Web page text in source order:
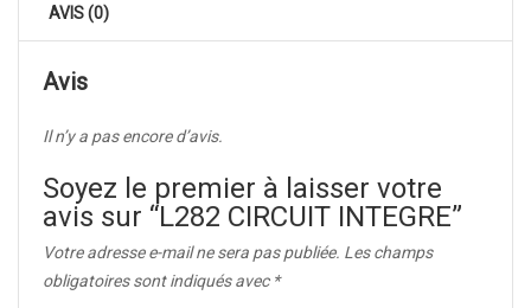
AVIS (0)
Avis
Il n’y a pas encore d’avis.
Soyez le premier à laisser votre
avis sur “L282 CIRCUIT INTEGRE”
Votre adresse e-mail ne sera pas publiée. Les champs
obligatoires sont indiqués avec *